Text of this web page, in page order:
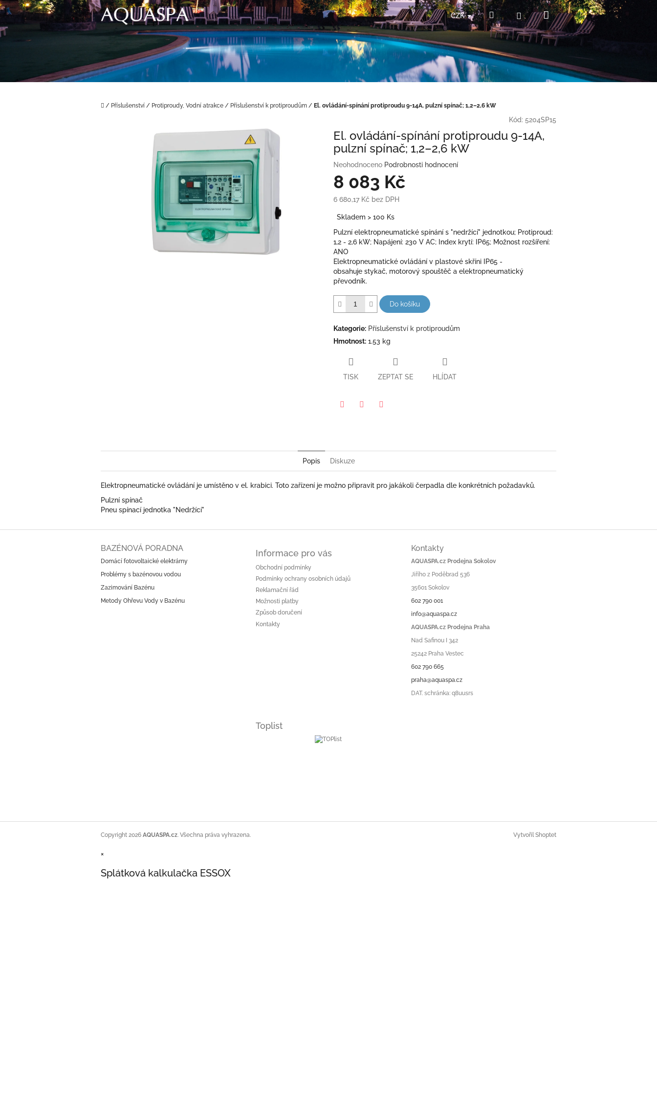
Přejít
na
CZK HledatPřihlášeníNákupní
košík
Domů
/ Příslušenství / Protiproudy, Vodní atrakce / Příslušenství k protiproudům / El. ovládání-spínání protiproudu 9-14A, pulzní spínač; 1,2–2,6 kW
Kód: 5204SP15
El. ovládání-spínání protiproudu 9-14A,
pulzní spínač; 1,2–2,6 kW
Průměrné
hodnocení
produktu
0,0
hvězdiček.
Neohodnoceno Podrobnosti hodnocení
8 083 Kč
6 680,17 Kč bez DPH
cena:
Skladem > 100 Ks
Pulzní elektropneumatické spínání s "nedržící" jednotkou; Protiproud:
1,2 - 2,6 kW; Napájení: 230 V AC; Index krytí: IP65; Možnost rozšíření:
ANO
Elektropneumatické ovládání v plastové skříni IP65 -
obsahuje stykač, motorový spouštěč a elektropneumatický
převodník.
Do košíku
Kategorie: Příslušenství k protiproudům
Hmotnost: 1.53 kg
TISK ZEPTAT SE HLÍDAT
Popis Diskuze
Elektropneumatické ovládání je umístěno v el. krabici. Toto zařízení je možno připravit pro jakákoli čerpadla dle konkrétních požadavků.
Pulzní spínač
Pneu spínací jednotka "Nedržící"
BAZÉNOVÁ PORADNA
Domácí fotovoltaické elektrárny
Problémy s bazénovou vodou
Zazimování Bazénu
Metody Ohřevu Vody v Bazénu
Informace pro vás
Obchodní podmínky
Podmínky ochrany osobních údajů
Reklamační řád
Možnosti platby
Způsob doručení
Kontakty
Kontakty
AQUASPA.cz Prodejna Sokolov
Jiřího z Poděbrad 536
35601 Sokolov
602 790 001
info@aquaspa.cz
AQUASPA.cz Prodejna Praha
Nad Safinou I 342
25242 Praha Vestec
602 790 665
praha@aquaspa.cz
DAT. schránka: q8uusrs
Toplist
Vytvořil Shoptet
Copyright 2026 AQUASPA.cz. Všechna práva vyhrazena.
×
Splátková kalkulačka ESSOX